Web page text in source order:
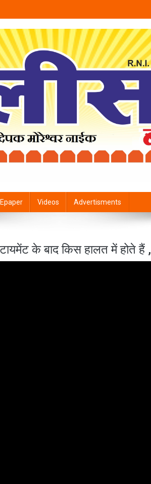
Epaper Videos Advertisments
के बाद किस हालत में होते हैं ,